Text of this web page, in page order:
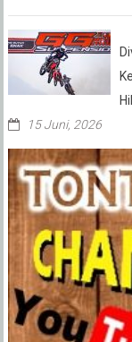
15 Juni, 2026